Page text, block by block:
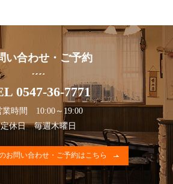
い合わせ・ご予約
0547-36-7771
業時間 10:00～19:00
定休日 毎週木曜日
お問い合わせ・ご予約はこちら